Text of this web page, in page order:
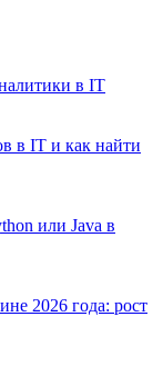
в IT
в IT и как найти
или Java в
2026 года: рост